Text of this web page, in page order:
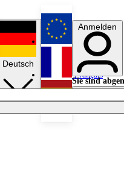
Deutsch
English
Français
Anmelden
Sie sind
Licht aus